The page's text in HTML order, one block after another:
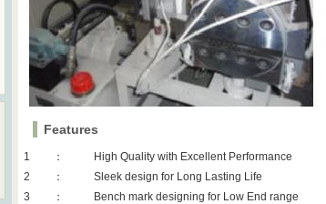
Features
1 ：
High Quality with Excellent Performance
2
：
Sleek design for Long Lasting Life
3
：
Bench mark designing for Low End range